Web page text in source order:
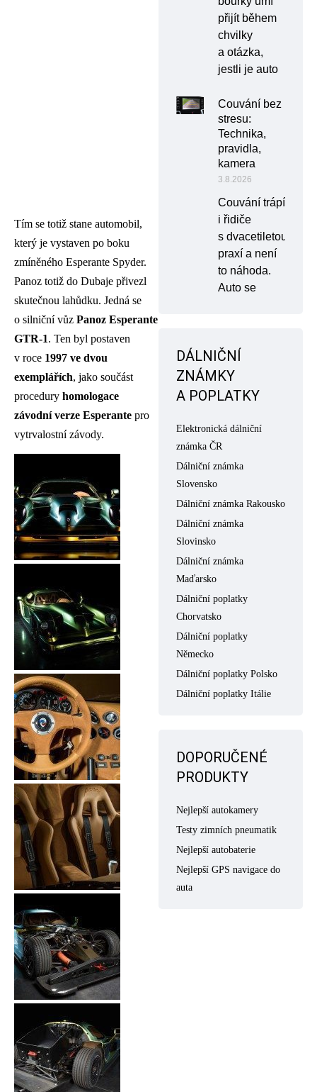
Tím se totiž stane automobil,
který je vystaven po boku
zmíněného Esperante Spyder.
Panoz totiž do Dubaje přivezl
skutečnou lahůdku. Jedná se
o silniční vůz Panoz Esperante
GTR-1. Ten byl postaven
v roce 1997 ve dvou
exemplářích, jako součást
procedury homologace
závodní verze Esperante pro
vytrvalostní závody.
přijít během
chvilky
a otázka,
jestli je auto
Couvání bez
stresu:
Technika,
pravidla,
kamera
3.8.2026
Couvání trápí
i řidiče
s dvacetiletou
praxí a není
to náhoda.
Auto se
DÁLNIČNÍ
ZNÁMKY
A POPLATKY
Elektronická dálniční
známka ČR
Dálniční známka
Slovensko
Dálniční známka Rakousko
Dálniční známka
Slovinsko
Dálniční známka
Maďarsko
Dálniční poplatky
Chorvatsko
Dálniční poplatky
Německo
Dálniční poplatky Polsko
Dálniční poplatky Itálie
DOPORUČENÉ
PRODUKTY
Nejlepší autokamery
Testy zimních pneumatik
Nejlepší autobaterie
Nejlepší GPS navigace do
auta